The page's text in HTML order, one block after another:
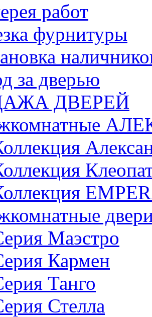
работ
фурнитуры
за дверью
ДВЕРЕЙ
Маэстро
Кармен
Танго
Стелла